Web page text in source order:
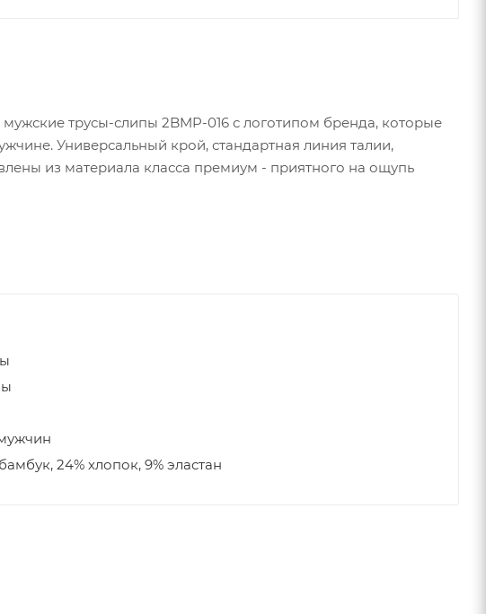
трусы-слипы 2BMP-016 с логотипом бренда, которые
Универсальный крой, стандартная линия талии,
из материала класса премиум - приятного на ощупь
24% хлопок, 9% эластан